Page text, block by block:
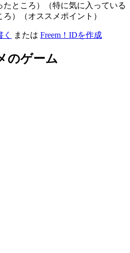
ところ）（特に気に入っている
）（オススメポイント）
または Freem！IDを作成
のゲーム